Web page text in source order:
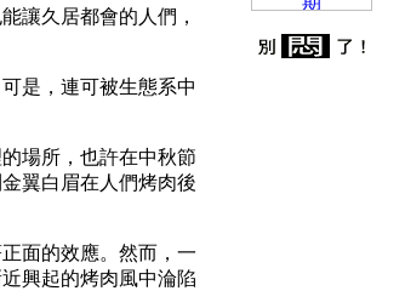
讓久居都會的人們，
是，連可被生態系中
場所，也許在中秋節
翼白眉在人們烤肉後
面的效應。然而，一
興起的烤肉風中淪陷